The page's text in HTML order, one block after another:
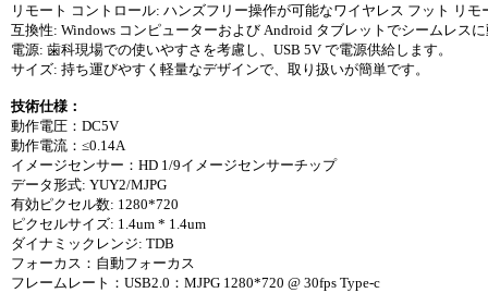
リモート コントロール: ハンズフリー操作が可能なワイヤレス フット リモ
互換性: Windows コンピューターおよび Android タブレットでシームレス
電源: 歯科現場での使いやすさを考慮し、USB 5V で電源供給します。
サイズ: 持ち運びやすく軽量なデザインで、取り扱いが簡単です。
技術仕様：
動作電圧：DC5V
動作電流：≤0.14A
イメージセンサー：HD 1/9イメージセンサーチップ
データ形式: YUY2/MJPG
有効ピクセル数: 1280*720
ピクセルサイズ: 1.4um * 1.4um
ダイナミックレンジ: TDB
フォーカス：自動フォーカス
フレームレート：USB2.0：MJPG 1280*720 @ 30fps Type-c